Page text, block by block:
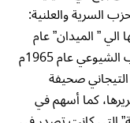
السرية والعلنية:
الي ” الميدان” عام
1954م، وبعد جريمة حل الحزب الشيوعي عام 1965م
صحيفة
وراس تحريرها، كما أسهم في